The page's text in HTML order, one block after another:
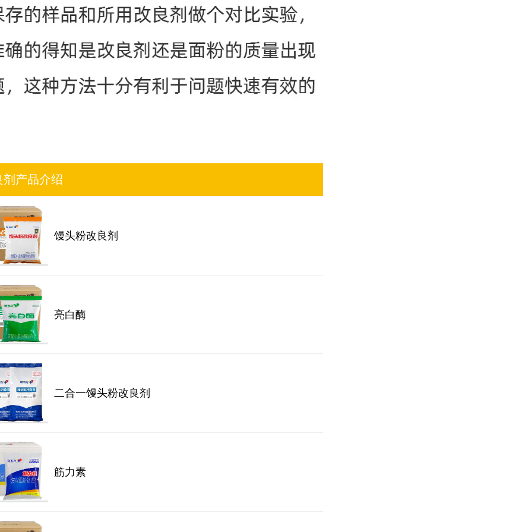
剂产品介绍
馒头粉改良剂
亮白酶
二合一馒头粉改良剂
筋力素